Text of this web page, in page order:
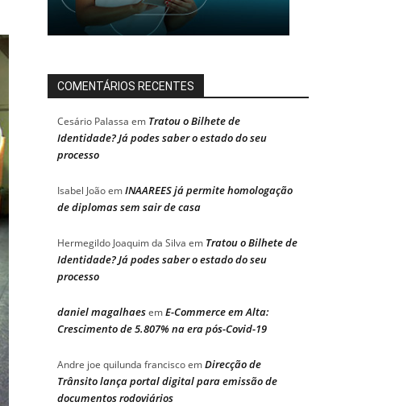
COMENTÁRIOS RECENTES
Cesário Palassa em Tratou o Bilhete de
Identidade? Já podes saber o estado do seu
processo
Isabel JoãoemINAAREES já permite homologação
de diplomas sem sair de casa
Hermegildo Joaquim da Silva em Tratou o Bilhete de
Identidade? Já podes saber o estado do seu
processo
daniel magalhaesemE-Commerce em Alta:
Crescimento de 5.807% na era pós-Covid-19
Andre joe quilunda franciscoemDirecção de
Trânsito lança portal digital para emissão de
documentos rodoviários